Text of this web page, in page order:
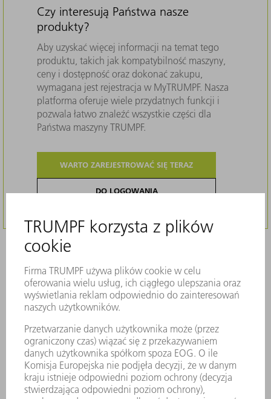
Czy interesują Państwa nasze
produkty?
Aby uzyskać więcej informacji na temat tego
produktu, takich jak kompatybilność maszyny,
ceny i dostępność oraz dokonać zakupu,
wymagana jest rejestracja w MyTRUMPF. Nasza
platforma oferuje wiele przydatnych funkcji i
pozwala łatwo znaleźć wszystkie części dla
Państwa maszyny TRUMPF.
WARTO ZAREJESTROWAĆ SIĘ TERAZ
DO LOGOWANIA